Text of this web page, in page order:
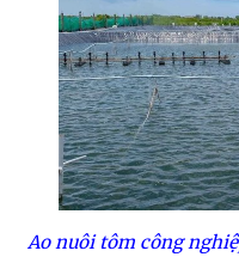
Ao nuôi tôm công